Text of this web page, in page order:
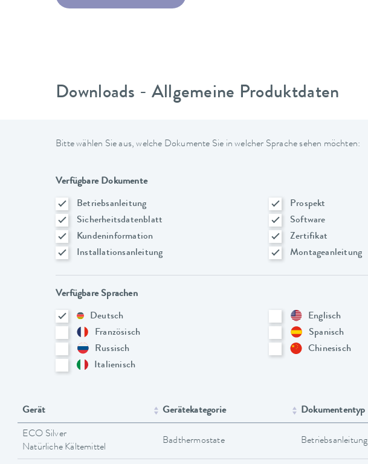
Downloads - Allgemeine Produktdaten
Bitte wählen Sie aus, welche Dokumente Sie in welcher Sprache sehen möchten:
Verfügbare Dokumente
Betriebsanleitung
Prospekt
Sicherheitsdatenblatt
Software
Kundeninformation
Zertifikat
Installationsanleitung
Montageanleitung
Verfügbare Sprachen
Deutsch
Englisch
Französisch
Spanisch
Russisch
Chinesisch
Italienisch
Gerät Gerätekategorie Dokumententyp
ECO Silver
Natürliche Kältemittel
Badthermostate Betriebsanleitung